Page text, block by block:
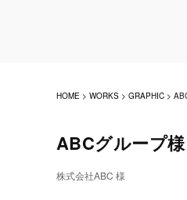
HOME > WORKS > GRAPHIC >
ABCグループ
株式会社ABC 様